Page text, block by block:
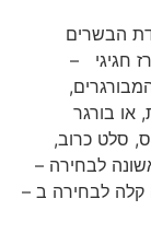
הבשרים
–
מדליקה, הכוללת 4 המבורגרים,
או בורגר
סלט כרוב,
לבחירה –
סוגי שתיה קלה לבחירה ב –